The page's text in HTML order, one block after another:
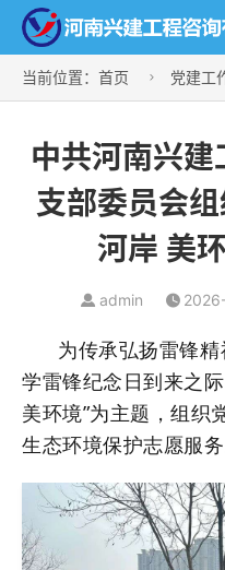
当前位置： 首页  党建工
中共河南兴建
支部委员会
河岸 美
admin
为传承弘扬雷锋
学雷锋纪念日到来之
美环境”为主题，组织
生态环境保护志愿服务